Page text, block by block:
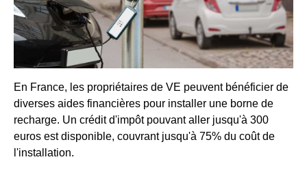
En France, les propriétaires de VE peuvent bénéficier de
diverses aides financières pour installer une borne de
recharge. Un crédit d'impôt pouvant aller jusqu'à 300
euros est disponible, couvrant jusqu'à 75% du coût de
l'installation.